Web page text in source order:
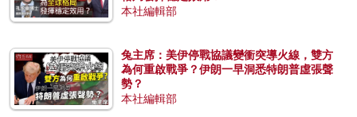
本社編輯部
兔主席：美伊停戰協議變衝突導火線，雙方
為何重啟戰爭？伊朗一早洞悉特朗普虛張聲
勢？
本社編輯部